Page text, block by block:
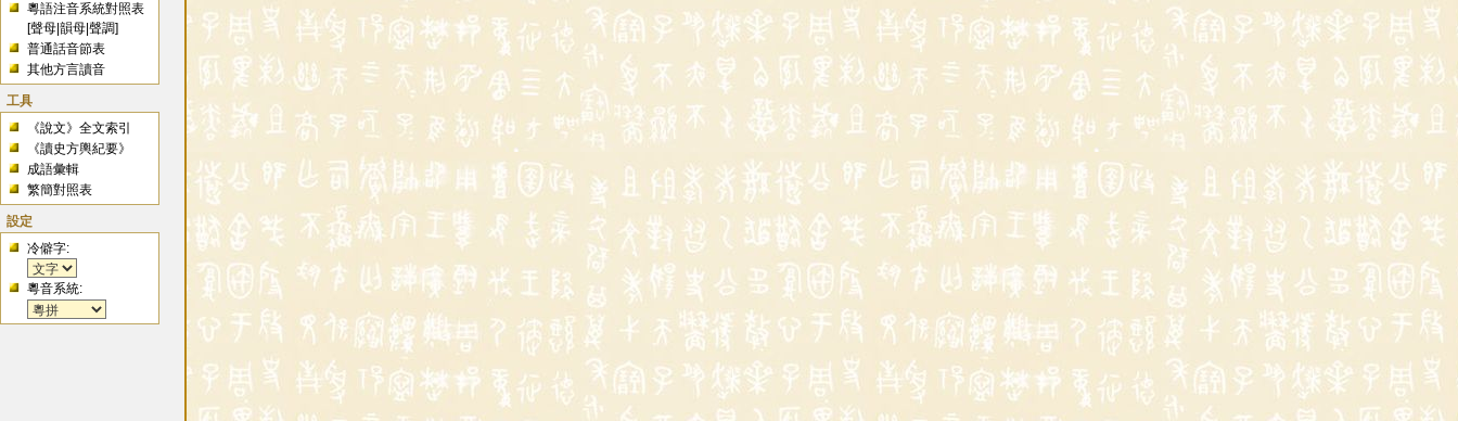
粵語注音系統對照表
[聲母 |韻母 |聲調]
普通話音節表
其他方言讀音
工具
《說文》全文索引
《讀史方輿紀要》
成語彙輯
繁簡對照表
設定
冷僻字:
粵音系統: